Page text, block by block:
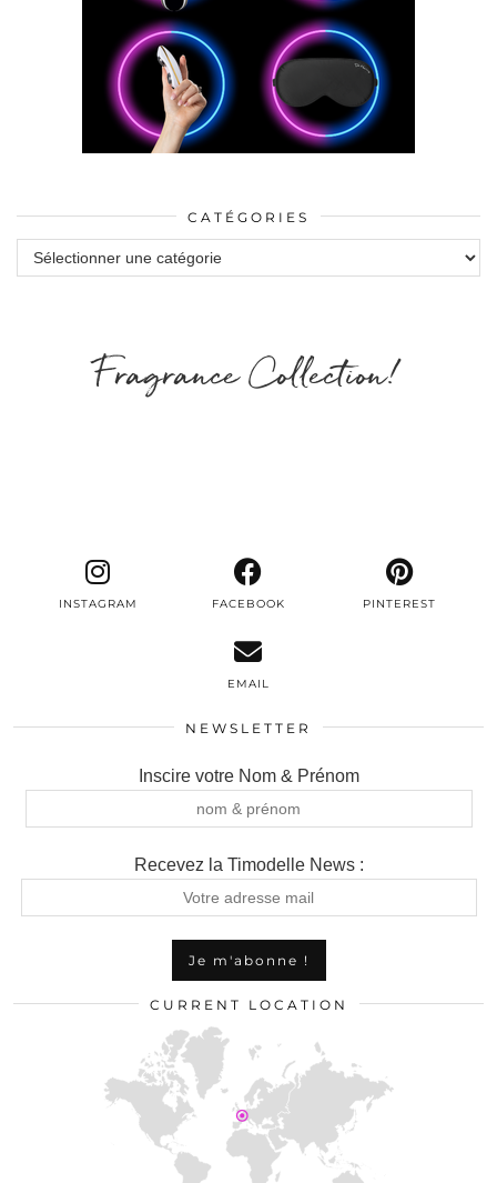
CATÉGORIES
Catégories
Fragrance Collection!
INSTAGRAM FACEBOOK PINTEREST
EMAIL
NEWSLETTER
Inscire votre Nom & Prénom
Recevez la Timodelle News :
CURRENT LOCATION